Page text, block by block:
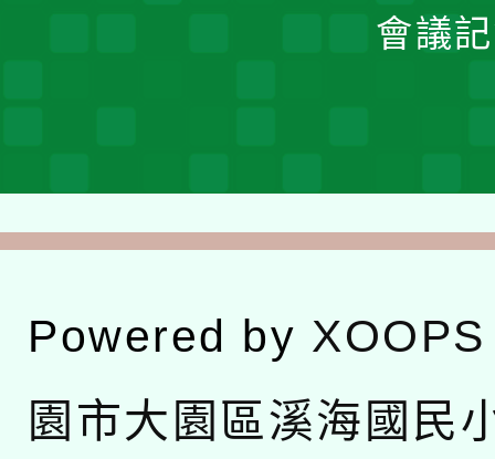
會議
Powered by XOOPS
園市大園區溪海國民